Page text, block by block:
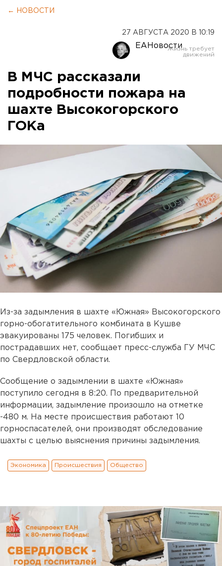
← НОВОСТИ
27 АВГУСТА 2020 В 10:19
ЕАНовости
В МЧС рассказали
подробности пожара на
шахте Высокогорского
ГОКа
Из-за задымления в шахте «Южная» Высокогорского
горно-обогатительного комбината в Кушве
эвакуированы 175 человек. Погибших и
пострадавших нет, сообщает пресс-служба ГУ МЧС
по Свердловской области.
Сообщение о задымлении в шахте «Южная»
поступило сегодня в 8:20. По предварительной
информации, задымление произошло на отметке
-480 м. На месте происшествия работают 10
горноспасателей, они производят обследование
шахты с целью выяснения причины задымления.
Экономика Происшествия Общество